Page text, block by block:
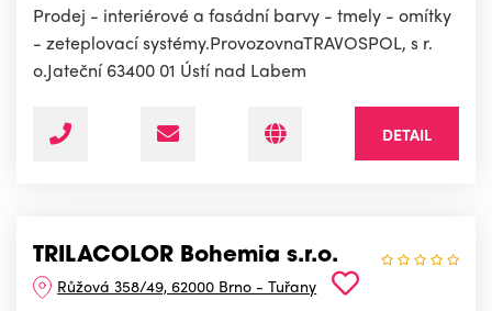
Prodej - interiérové a fasádní barvy - tmely - omítky
- zeteplovací systémy.ProvozovnaTRAVOSPOL, s r.
o.Jateční 63400 01 Ústí nad Labem
DETAIL
TRILACOLOR Bohemia s.r.o.
Růžová 358/49, 62000 Brno - Tuřany